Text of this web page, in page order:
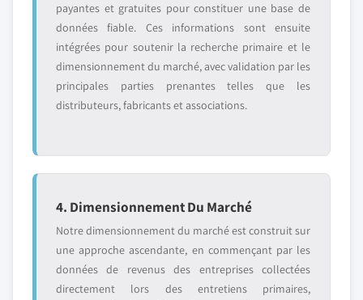
payantes et gratuites pour constituer une base de
données fiable. Ces informations sont ensuite
intégrées pour soutenir la recherche primaire et le
dimensionnement du marché, avec validation par les
principales parties prenantes telles que les
distributeurs, fabricants et associations.
4. Dimensionnement Du Marché
Notre dimensionnement du marché est construit sur
une approche ascendante, en commençant par les
données de revenus des entreprises collectées
directement lors des entretiens primaires,